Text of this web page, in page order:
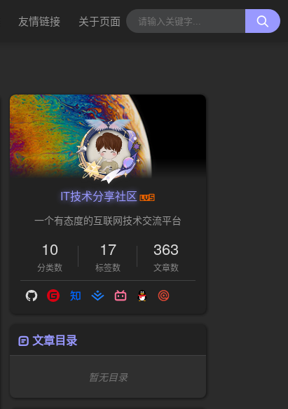
友情链接 关于页面
IT技术分享社区
一个有态度的互联网技术交流平台
10
分类数
17
标签数
363
文章数
文章目录
暂无目录